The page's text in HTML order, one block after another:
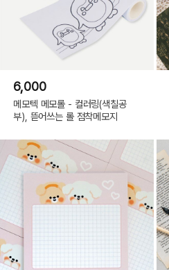
6,000
메모텍 메모롤 - 컬러링(색칠공
부), 뜯어쓰는 롤 점착메모지